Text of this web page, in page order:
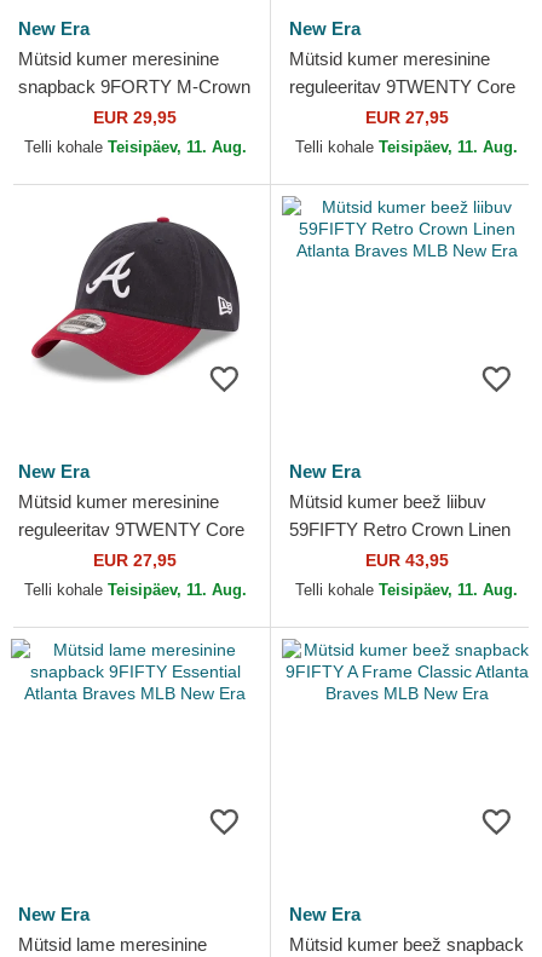
New Era
Mütsid kumer meresinine
snapback 9FORTY M-Crown
Player Replica Atlanta
Braves MLB New Era
EUR 29,95
Telli kohale Teisipäev, 11. Aug.
New Era
Mütsid kumer meresinine
reguleeritav 9TWENTY Core
Classic Atlanta Braves MLB
New Era
EUR 27,95
Telli kohale Teisipäev, 11. Aug.
New Era
Mütsid kumer meresinine
reguleeritav 9TWENTY Core
Classic Atlanta Braves MLB
New Era
EUR 27,95
Telli kohale Teisipäev, 11. Aug.
New Era
Mütsid kumer beež liibuv
59FIFTY Retro Crown Linen
Atlanta Braves MLB New Era
EUR 43,95
Telli kohale Teisipäev, 11. Aug.
New Era
Mütsid lame meresinine
New Era
Mütsid kumer beež snapback